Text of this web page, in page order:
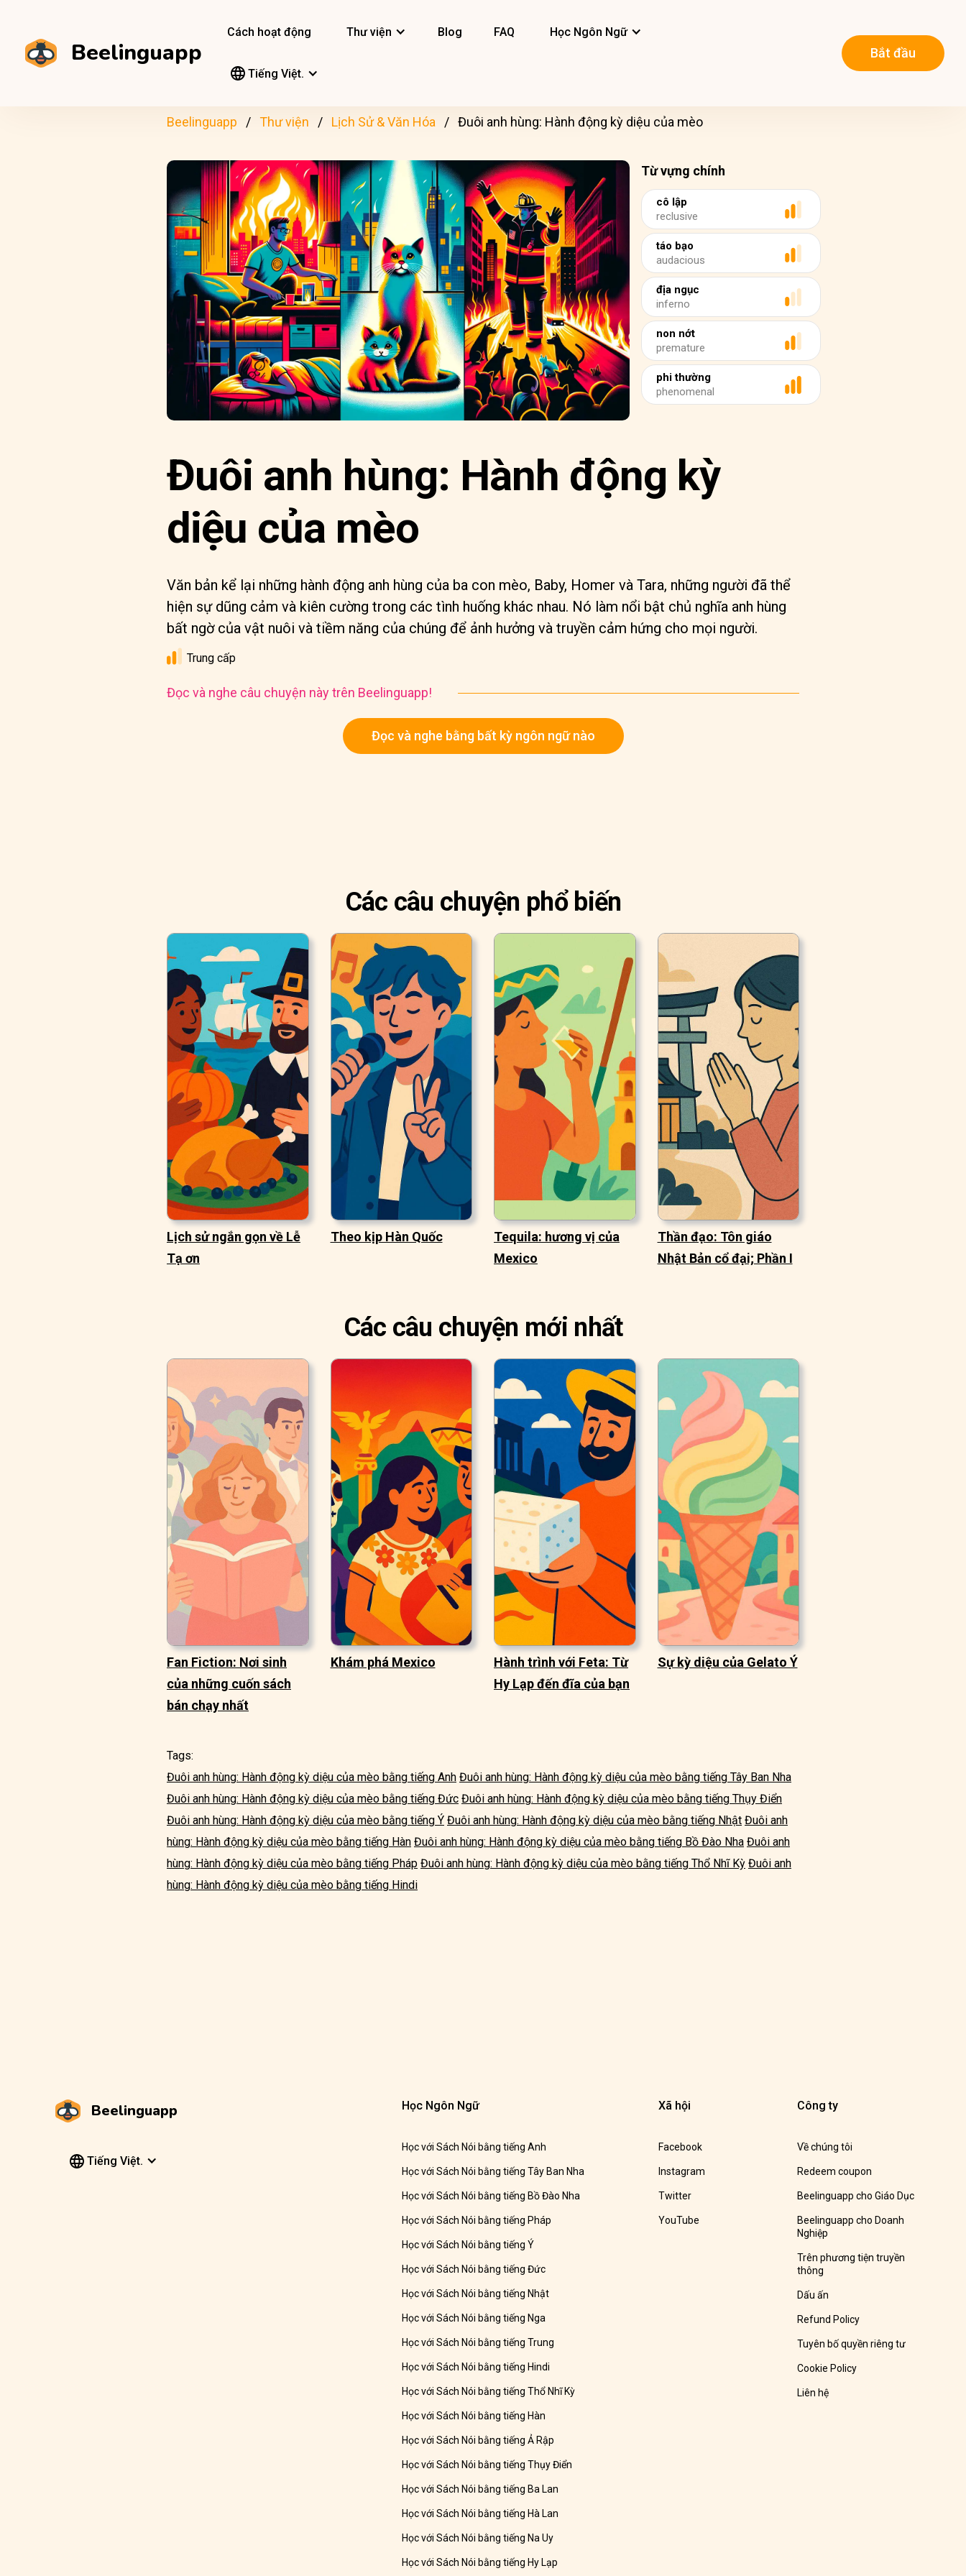
Beelinguapp
Cách hoạt động Thư viện Blog FAQ Học Ngôn Ngữ
Tiếng Việt.
Bắt đầu
Beelinguapp Thư viện Lịch Sử & Văn Hóa Đuôi anh hùng: Hành động kỳ diệu của mèo
Từ vựng chính
cô lập
reclusive
táo bạo
audacious
địa ngục
inferno
non nớt
premature
phi thường
phenomenal
Đuôi anh hùng: Hành động kỳ
diệu của mèo
Văn bản kể lại những hành động anh hùng của ba con mèo, Baby, Homer và Tara, những người đã thể
hiện sự dũng cảm và kiên cường trong các tình huống khác nhau. Nó làm nổi bật chủ nghĩa anh hùng
bất ngờ của vật nuôi và tiềm năng của chúng để ảnh hưởng và truyền cảm hứng cho mọi người.
Trung cấp
Đọc và nghe câu chuyện này trên Beelinguapp!
Đọc và nghe bằng bất kỳ ngôn ngữ nào
Các câu chuyện phổ biến
Lịch sử ngắn gọn về Lễ
Tạ ơn
Theo kịp Hàn Quốc
Tequila: hương vị của
Mexico
Thần đạo: Tôn giáo
Nhật Bản cổ đại; Phần I
Các câu chuyện mới nhất
Fan Fiction: Nơi sinh
của những cuốn sách
bán chạy nhất
Khám phá Mexico
Hành trình với Feta: Từ
Hy Lạp đến đĩa của bạn
Sự kỳ diệu của Gelato Ý
Tags:
Đuôi anh hùng: Hành động kỳ diệu của mèo bằng tiếng Anh Đuôi anh hùng: Hành động kỳ diệu của mèo bằng tiếng Tây Ban Nha
Đuôi anh hùng: Hành động kỳ diệu của mèo bằng tiếng Đức Đuôi anh hùng: Hành động kỳ diệu của mèo bằng tiếng Thụy Điển
Đuôi anh hùng: Hành động kỳ diệu của mèo bằng tiếng Ý Đuôi anh hùng: Hành động kỳ diệu của mèo bằng tiếng Nhật Đuôi anh
hùng: Hành động kỳ diệu của mèo bằng tiếng Hàn Đuôi anh hùng: Hành động kỳ diệu của mèo bằng tiếng Bồ Đào Nha Đuôi anh
hùng: Hành động kỳ diệu của mèo bằng tiếng Pháp Đuôi anh hùng: Hành động kỳ diệu của mèo bằng tiếng Thổ Nhĩ Kỳ Đuôi anh
hùng: Hành động kỳ diệu của mèo bằng tiếng Hindi
Beelinguapp
Tiếng Việt.
Học Ngôn Ngữ
Học với Sách Nói bằng tiếng Anh
Học với Sách Nói bằng tiếng Tây Ban Nha
Học với Sách Nói bằng tiếng Bồ Đào Nha
Học với Sách Nói bằng tiếng Pháp
Học với Sách Nói bằng tiếng Ý
Học với Sách Nói bằng tiếng Đức
Học với Sách Nói bằng tiếng Nhật
Học với Sách Nói bằng tiếng Nga
Học với Sách Nói bằng tiếng Trung
Học với Sách Nói bằng tiếng Hindi
Học với Sách Nói bằng tiếng Thổ Nhĩ Kỳ
Học với Sách Nói bằng tiếng Hàn
Học với Sách Nói bằng tiếng Ả Rập
Học với Sách Nói bằng tiếng Thụy Điển
Học với Sách Nói bằng tiếng Ba Lan
Học với Sách Nói bằng tiếng Hà Lan
Học với Sách Nói bằng tiếng Na Uy
Học với Sách Nói bằng tiếng Hy Lạp
Xã hội
Facebook
Instagram
Twitter
YouTube
Công ty
Về chúng tôi
Redeem coupon
Beelinguapp cho Giáo Dục
Beelinguapp cho Doanh
Nghiệp
Trên phương tiện truyền
thông
Dấu ấn
Refund Policy
Tuyên bố quyền riêng tư
Cookie Policy
Liên hệ